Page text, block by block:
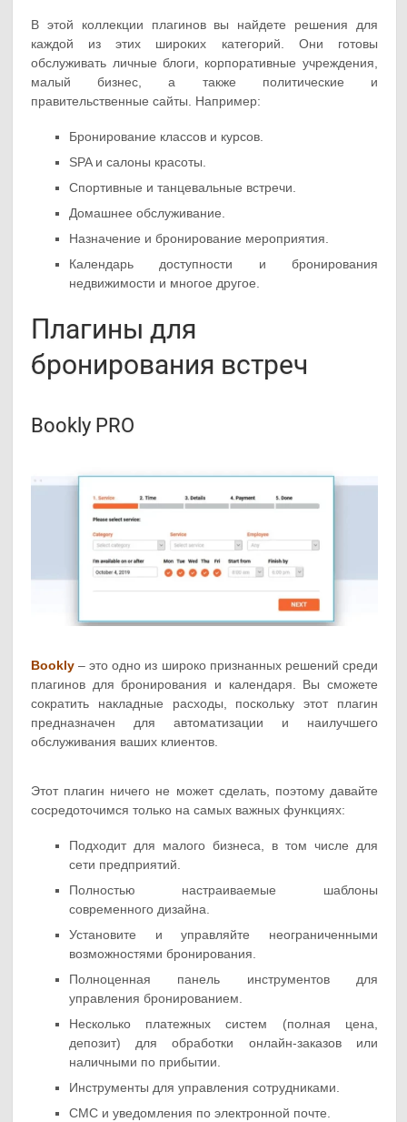
В этой коллекции плагинов вы найдете решения для
каждой из этих широких категорий. Они готовы
обслуживать личные блоги, корпоративные учреждения,
малый бизнес, а также политические и
правительственные сайты. Например:
Бронирование классов и курсов.
SPA и салоны красоты.
Спортивные и танцевальные встречи.
Домашнее обслуживание.
Назначение и бронирование мероприятия.
Календарь доступности и бронирования
недвижимости и многое другое.
Плагины для
бронирования встреч
Bookly PRO
Bookly – это одно из широко признанных решений среди
плагинов для бронирования и календаря. Вы сможете
сократить накладные расходы, поскольку этот плагин
предназначен для автоматизации и наилучшего
обслуживания ваших клиентов.
Этот плагин ничего не может сделать, поэтому давайте
сосредоточимся только на самых важных функциях:
Подходит для малого бизнеса, в том числе для
сети предприятий.
Полностью настраиваемые шаблоны
современного дизайна.
Установите и управляйте неограниченными
возможностями бронирования.
Полноценная панель инструментов для
управления бронированием.
Несколько платежных систем (полная цена,
депозит) для обработки онлайн-заказов или
наличными по прибытии.
Инструменты для управления сотрудниками.
СМС и уведомления по электронной почте.